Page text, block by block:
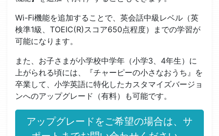
Wi-Fi機能を追加することで、英会話中級レベル（英
検準1級、TOEIC(R)スコア650点程度）までの学習が
可能になります。
また、お子さまが小学校中学年（小学3、4年生）に
上がられる頃には、『チャーピーの小さなおうち』を
卒業して、小学英語に特化したカスタマイズバージョ
ンへのアップグレード（有料）も可能です。
アップグレードをご希望の場合は、サ